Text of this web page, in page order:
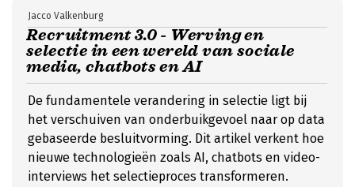
Recruitment 3.0 - Werving en
selectie in een wereld van sociale
media, chatbots en AI
Jacco Valkenburg
De fundamentele verandering in selectie ligt bij
het verschuiven van onderbuikgevoel naar op data
gebaseerde besluitvorming. Dit artikel verkent hoe
nieuwe technologieën zoals AI, chatbots en video-
interviews het selectieproces transformeren.